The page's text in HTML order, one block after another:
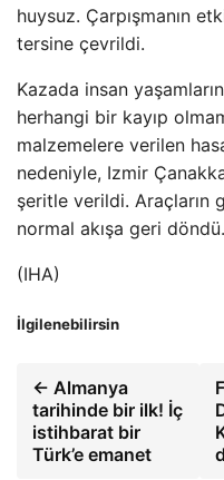
huysuz. Çarpışmanın
tersine çevrildi.
Kazada insan
herhangi bir kayıp
malzemelere verilen
nedeniyle, Izmir
şeritle verildi. Araçların
normal akışa geri döndü.
(IHA)
İlgilenebilirsin
← Almanya
tarihinde bir ilk! İç
istihbarat bir
Türk’e emanet